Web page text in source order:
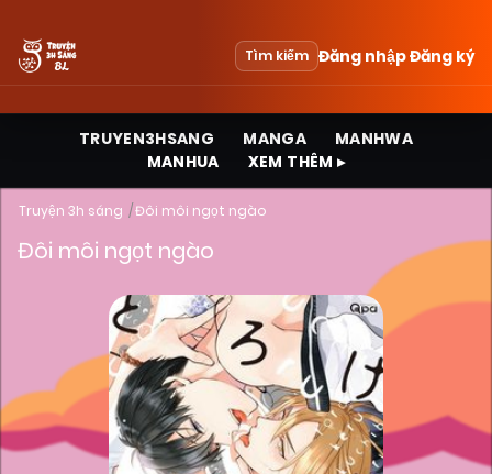
Tìm kiếm Đăng nhậpĐăng ký
TRUYEN3HSANG MANGA
MANHWA
MANHUA
XEM THÊM ▸
Truyện 3h sáng Đôi môi ngọt ngào
Đôi môi ngọt ngào